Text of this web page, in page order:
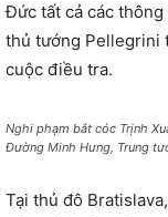
Đức tất cả các
thủ tướng Pellegrini
cuộc điều tra.
Nghi phạm bắt cóc Trịnh
Đường Minh Hưng, Trung
Tại thủ đô